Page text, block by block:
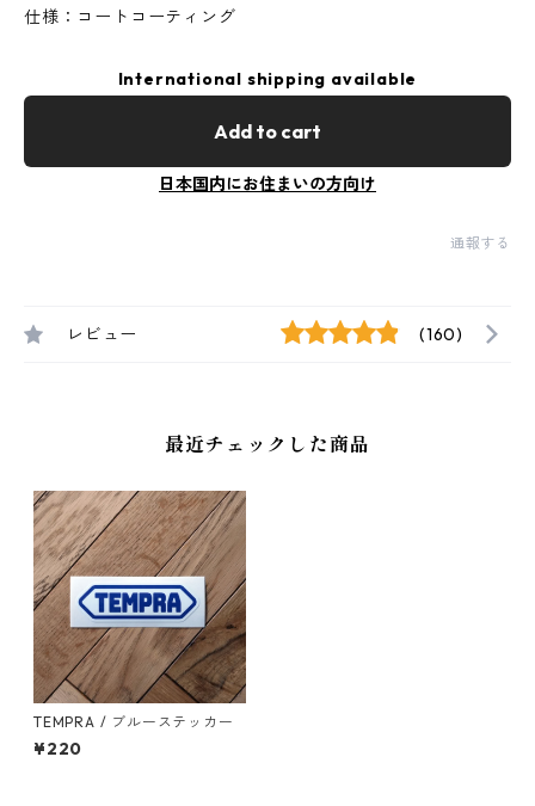
仕様：コートコーティング
International shipping available
Add to cart
日本国内にお住まいの方向け
通報する
レビュー (160)
最近チェックした商品
TEMPRA / ブルーステッカー
¥220